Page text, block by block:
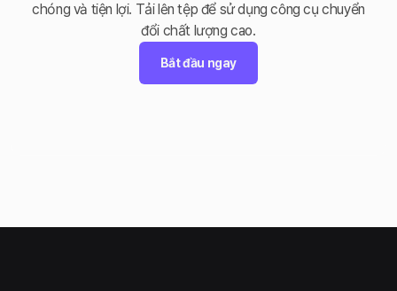
chóng và tiện lợi. Tải lên tệp để sử dụng công cụ chuyển
đổi chất lượng cao.
Bắt đầu ngay